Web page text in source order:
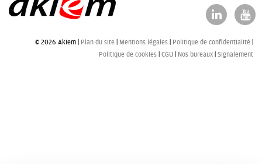
© 2026 Akiem | Plan du site Mentions légales
Politique de confidentialité
Politique de cookies CGU Nos bureaux Signalement